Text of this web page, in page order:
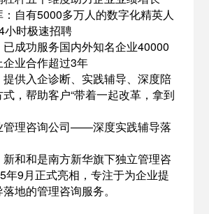
自有5000多万人的数字化精英人
小时极速招聘
成功服务国内外知名企业40000
业合作超过3年
供入企诊断、实践辅导、深度陪
，帮助客户“带着一起改革，拿到
理咨询公司——深度实践辅导落
和和是南方新华旗下独立管理咨
年9月正式亮相，专注于为企业提
地的管理咨询服务。